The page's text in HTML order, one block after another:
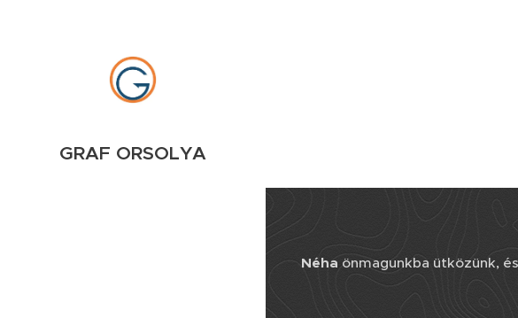
GRAF ORSOLYA
Néha önmagunkba ütközünk,